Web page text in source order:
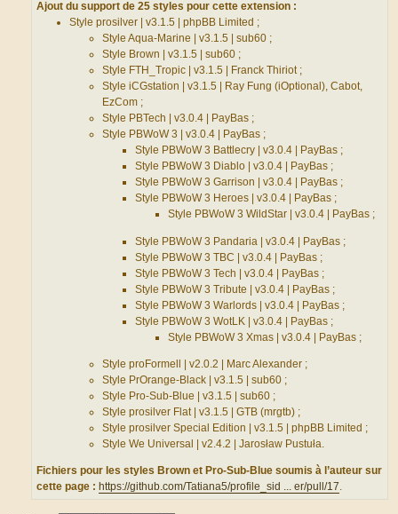
Ajout du support de 25 styles pour cette extension :
Style prosilver | v3.1.5 | phpBB Limited ;
Style Aqua-Marine | v3.1.5 | sub60 ;
Style Brown | v3.1.5 | sub60 ;
Style FTH_Tropic | v3.1.5 | Franck Thiriot ;
Style iCGstation | v3.1.5 | Ray Fung (iOptional), Cabot,
EzCom ;
Style PBTech | v3.0.4 | PayBas ;
Style PBWoW 3 | v3.0.4 | PayBas ;
Style PBWoW 3 Battlecry | v3.0.4 | PayBas ;
Style PBWoW 3 Diablo | v3.0.4 | PayBas ;
Style PBWoW 3 Garrison | v3.0.4 | PayBas ;
Style PBWoW 3 Heroes | v3.0.4 | PayBas ;
Style PBWoW 3 WildStar | v3.0.4 | PayBas ;
Style PBWoW 3 Pandaria | v3.0.4 | PayBas ;
Style PBWoW 3 TBC | v3.0.4 | PayBas ;
Style PBWoW 3 Tech | v3.0.4 | PayBas ;
Style PBWoW 3 Tribute | v3.0.4 | PayBas ;
Style PBWoW 3 Warlords | v3.0.4 | PayBas ;
Style PBWoW 3 WotLK | v3.0.4 | PayBas ;
Style PBWoW 3 Xmas | v3.0.4 | PayBas ;
Style proFormell | v2.0.2 | Marc Alexander ;
Style PrOrange-Black | v3.1.5 | sub60 ;
Style Pro-Sub-Blue | v3.1.5 | sub60 ;
Style prosilver Flat | v3.1.5 | GTB (mrgtb) ;
Style prosilver Special Edition | v3.1.5 | phpBB Limited ;
Style We Universal | v2.4.2 | Jarosław Pustuła.
Fichiers pour les styles Brown et Pro-Sub-Blue soumis à l’auteur sur
cette page : https://github.com/Tatiana5/profile_sid ... er/pull/17.